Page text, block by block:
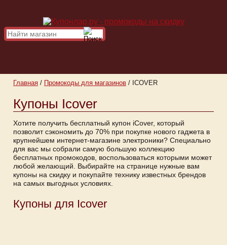
Главная / Промокоды для магазинов / ICOVER
Купоны Icover
Хотите получить бесплатный купон iCover, который
позволит сэкономить до 70% при покупке нового гаджета в
крупнейшем интернет-магазине электроники? Специально
для вас мы собрали самую большую коллекцию
бесплатных промокодов, воспользоваться которыми может
любой желающий. Выбирайте на странице нужные вам
купоны на скидку и покупайте технику известных брендов
на самых выгодных условиях.
Купоны для Icover